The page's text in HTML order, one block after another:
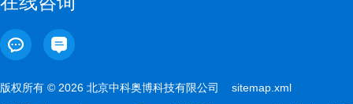
版权所有 © 2026 北京中科奥博科技有限公司 sitemap.xml